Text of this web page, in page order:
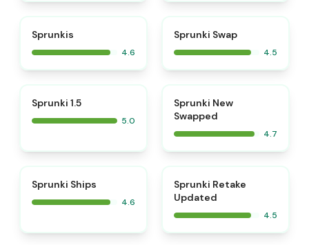
Sprunkis
4.6
Sprunki Swap
4.5
Sprunki 1.5
5.0
Sprunki New
Swapped
4.7
Sprunki Ships
4.6
Sprunki Retake
Updated
4.5